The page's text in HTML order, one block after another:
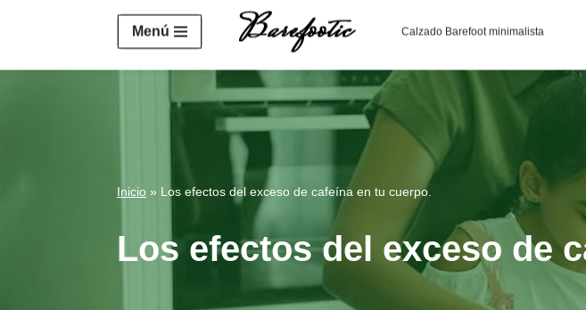
https://salesiq.zohopublic.eu/
Saltar
Menú Calzado Barefoot minimalista
Inicio » Los efectos del exceso de cafeína en tu cuerpo.
Los efectos del exceso de